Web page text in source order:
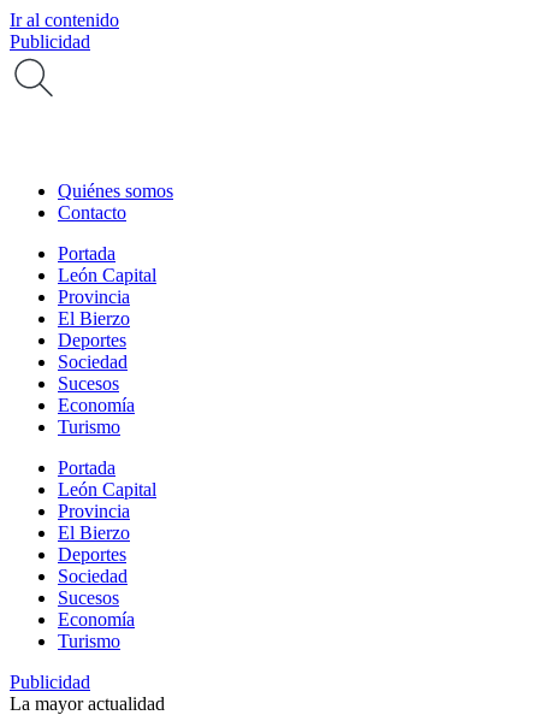
Ir al contenido
Publicidad
Quiénes somos
Contacto
Portada
León Capital
Provincia
El Bierzo
Deportes
Sociedad
Sucesos
Economía
Turismo
Portada
León Capital
Provincia
El Bierzo
Deportes
Sociedad
Sucesos
Economía
Turismo
Publicidad
La mayor actualidad